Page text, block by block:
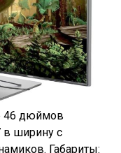
46 дюймов
в ширину с
Габариты: